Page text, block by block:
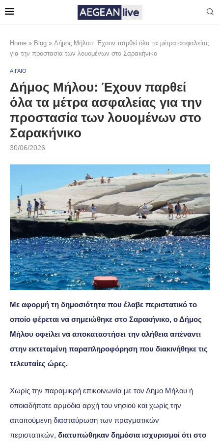
Home » Blog » Δήμος Μήλου: Έχουν παρθεί όλα τα μέτρα ασφαλείας
για την προστασία των λουομένων στο Σαρακήνικο
ΑΙΓΑΙΟ
Δήμος Μήλου: Έχουν παρθεί
όλα τα μέτρα ασφαλείας για την
προστασία των λουομένων στο
Σαρακήνικο
30/06/2026
Με αφορμή τη δημοσιότητα που έλαβε περιστατικό το
οποίο φέρεται να σημειώθηκε στο Σαρακήνικο, ο Δήμος
Μήλου οφείλει να αποκαταστήσει την αλήθεια απέναντι
στην εκτεταμένη παραπληροφόρηση που διακινήθηκε τις
τελευταίες ώρες.
Χωρίς την παραμικρή επικοινωνία με τον Δήμο Μήλου ή
οποιαδήποτε αρμόδια αρχή του νησιού και χωρίς την
απαιτούμενη διασταύρωση των πραγματικών
περιστατικών, διατυπώθηκαν δημόσια ισχυρισμοί ότι στο